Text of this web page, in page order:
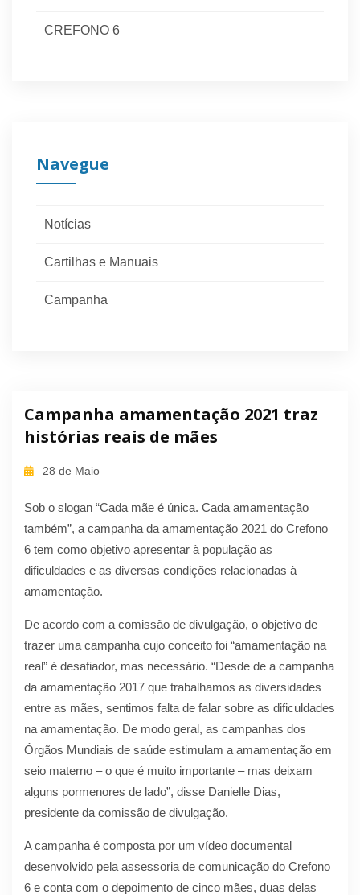
CREFONO 6
Navegue
Notícias
Cartilhas e Manuais
Campanha
Campanha amamentação 2021 traz
histórias reais de mães
28 de Maio
Sob o slogan “Cada mãe é única. Cada amamentação
também”, a campanha da amamentação 2021 do Crefono
6 tem como objetivo apresentar à população as
dificuldades e as diversas condições relacionadas à
amamentação.
De acordo com a comissão de divulgação, o objetivo de
trazer uma campanha cujo conceito foi “amamentação na
real” é desafiador, mas necessário. “Desde de a campanha
da amamentação 2017 que trabalhamos as diversidades
entre as mães, sentimos falta de falar sobre as dificuldades
na amamentação. De modo geral, as campanhas dos
Órgãos Mundiais de saúde estimulam a amamentação em
seio materno – o que é muito importante – mas deixam
alguns pormenores de lado”, disse Danielle Dias,
presidente da comissão de divulgação.
A campanha é composta por um vídeo documental
desenvolvido pela assessoria de comunicação do Crefono
6 e conta com o depoimento de cinco mães, duas delas